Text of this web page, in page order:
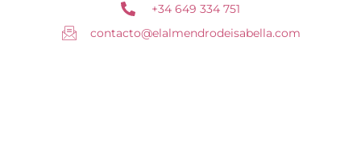
+34 649 334 751
contacto@elalmendrodeisabella.com